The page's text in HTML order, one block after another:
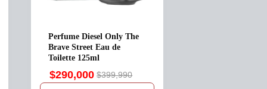
Perfume Diesel Only The
Brave Street Eau de
Toilette 125ml
$399,990
Original
$290,000
Current